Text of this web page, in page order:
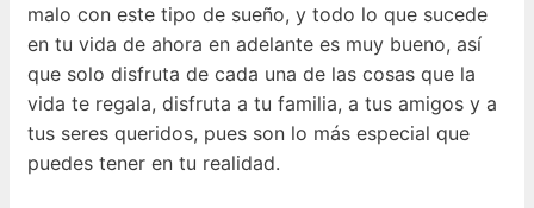
malo con este tipo de sueño, y todo lo que sucede
en tu vida de ahora en adelante es muy bueno, así
que solo disfruta de cada una de las cosas que la
vida te regala, disfruta a tu familia, a tus amigos y a
tus seres queridos, pues son lo más especial que
puedes tener en tu realidad.